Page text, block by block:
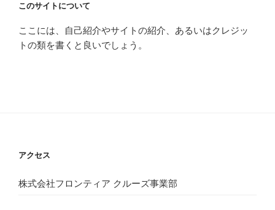
このサイトについて
ここには、自己紹介やサイトの紹介、あるいはクレジッ
トの類を書くと良いでしょう。
アクセス
株式会社フロンティア クルーズ事業部